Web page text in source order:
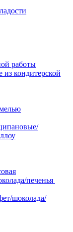
работы
кондитерской
печенья
шоколада/